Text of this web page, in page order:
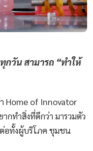
กวัน สามารถ “ทำให้
Home of Innovator
กทำสิ่งที่ดีกว่า มารวมตัว
อทั้งผู้บริโภค ชุมชน